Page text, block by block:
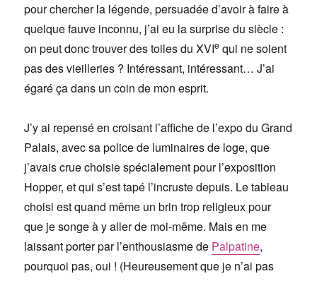
pour chercher la légende, persuadée d’avoir à faire à
quelque fauve inconnu, j’ai eu la surprise du siècle :
on peut donc trouver des toiles du XVIe qui ne soient
pas des vieilleries ? Intéressant, intéressant… J’ai
égaré ça dans un coin de mon esprit.
J’y ai repensé en croisant l’affiche de l’expo du Grand
Palais, avec sa police de luminaires de loge, que
j’avais crue choisie spécialement pour l’exposition
Hopper, et qui s’est tapé l’incruste depuis. Le tableau
choisi est quand même un brin trop religieux pour
que je songe à y aller de moi-même. Mais en me
laissant porter par l’enthousiasme de Palpatine,
pourquoi pas, oui ! (Heureusement que je n’ai pas